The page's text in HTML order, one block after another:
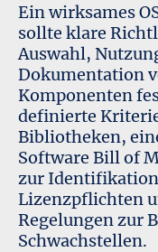
Ein wirksames
sollte klare
Auswahl,
Dokumentation
Komponenten
definierte
Bibliotheken,
Software Bill of
zur
Lizenzpflichten
Regelungen zur
Schwachstellen.